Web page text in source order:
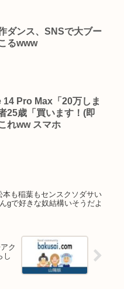
ダンス、SNSで大ブー
るwww
14 Pro Max「20万しま
25歳「買います！(即
れww スマホ
本も稲葉もセンスクソダサい
gで好きな奴結構いそうだよ
ク
し